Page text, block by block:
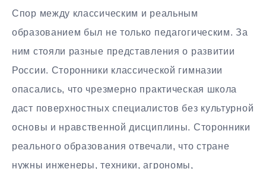
Спор между классическим и реальным
образованием был не только педагогическим. За
ним стояли разные представления о развитии
России. Сторонники классической гимназии
опасались, что чрезмерно практическая школа
даст поверхностных специалистов без культурной
основы и нравственной дисциплины. Сторонники
реального образования отвечали, что стране
нужны инженеры, техники, агрономы,